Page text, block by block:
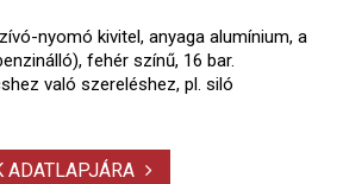
nyomó kivitel, anyaga alumínium, a
fehér színű, 16 bar.
való szereléshez, pl. siló
ADATLAPJÁRA